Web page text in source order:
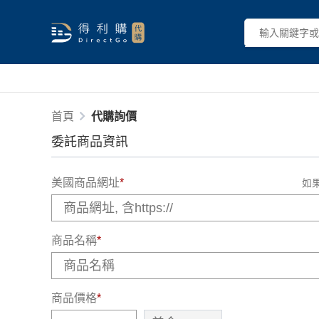
首頁 代購詢價
委託商品資訊
美國商品網址* 如
商品名稱*
商品價格*